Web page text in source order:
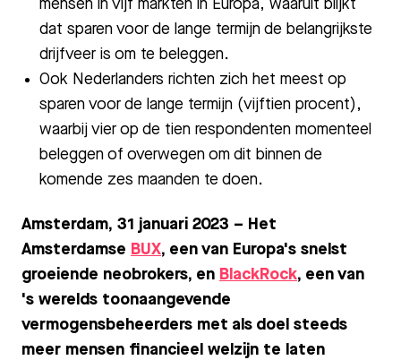
mensen in vijf markten in Europa, waaruit blijkt
dat sparen voor de lange termijn de belangrijkste
drijfveer is om te beleggen.
Ook Nederlanders richten zich het meest op
sparen voor de lange termijn (vijftien procent),
waarbij vier op de tien respondenten momenteel
beleggen of overwegen om dit binnen de
komende zes maanden te doen.
Amsterdam, 31 januari 2023 – Het
Amsterdamse BUX, een van Europa's snelst
groeiende neobrokers, en BlackRock, een van
's werelds toonaangevende
vermogensbeheerders met als doel steeds
meer mensen financieel welzijn te laten